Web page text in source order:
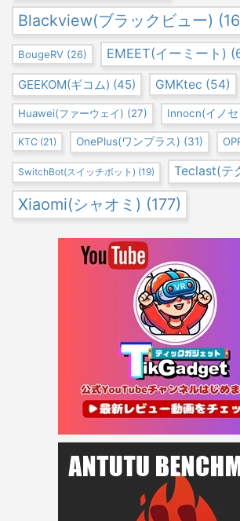
Blackview(ブラックビュー)
BougeRV (26) EMEET(イーミート)
GEEKOM(ギコム) (45) GMKtec (54)
Huawei(ファーウェイ) (27) Innocn(イノセ
KTC (21) OnePlus(ワンプラス) (31)
SwitchBot(スイッチボット) (19) Teclast(テ
Xiaomi(シャオミ) (177)